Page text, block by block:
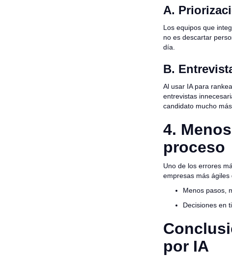
A.
Los equipos que
no es descartar
día.
B.
Al usar IA para
entrevistas
candidato mucho
4.
proceso
Uno de los errores
empresas más
Menos pasos,
Decisiones en
por IA